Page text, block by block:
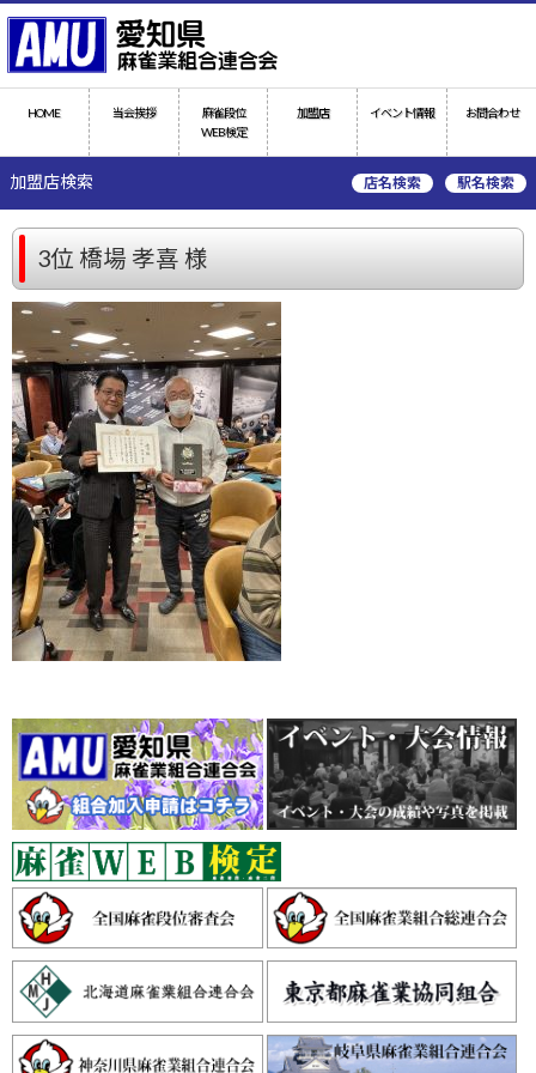
HOME 当会挨拶
麻雀段位
WEB検定
加盟店 イベント情報 お問合わせ
加盟店検索 駅名検索
店名検索
3位 橋場 孝喜 様